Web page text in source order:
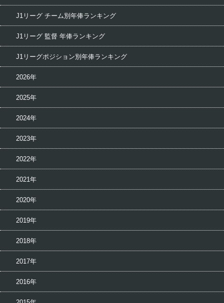
J1リーグ チーム別年俸ランキング
J1リーグ 監督 年俸ランキング
J1リーグポジション別年俸ランキング
2026年
2025年
2024年
2023年
2022年
2021年
2020年
2019年
2018年
2017年
2016年